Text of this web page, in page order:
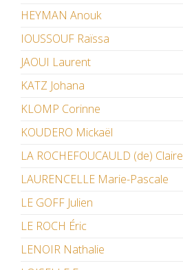
HEYMAN Anouk
IOUSSOUF Raïssa
JAOUI Laurent
KATZ Johana
KLOMP Corinne
KOUDERO Mickaël
LA ROCHEFOUCAULD (de) Claire
LAURENCELLE Marie-Pascale
LE GOFF Julien
LE ROCH Éric
LENOIR Nathalie